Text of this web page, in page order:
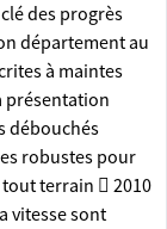
des progrès
département au
à maintes
présentation
débouchés
robustes pour
terrain  2010
vitesse sont